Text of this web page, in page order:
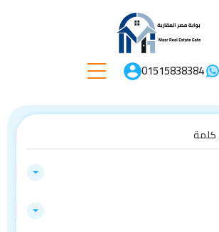
01515838384